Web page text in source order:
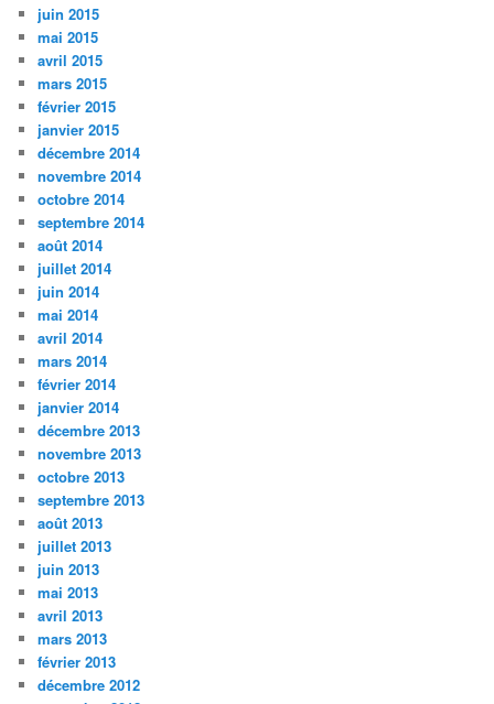
juin 2015
mai 2015
avril 2015
mars 2015
février 2015
janvier 2015
décembre 2014
novembre 2014
octobre 2014
septembre 2014
août 2014
juillet 2014
juin 2014
mai 2014
avril 2014
mars 2014
février 2014
janvier 2014
décembre 2013
novembre 2013
octobre 2013
septembre 2013
août 2013
juillet 2013
juin 2013
mai 2013
avril 2013
mars 2013
février 2013
décembre 2012